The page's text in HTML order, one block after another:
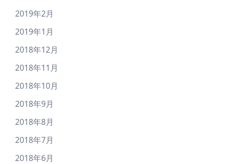
2019年2月
2019年1月
2018年12月
2018年11月
2018年10月
2018年9月
2018年8月
2018年7月
2018年6月